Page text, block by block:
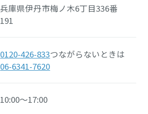
兵庫県伊丹市梅ノ木6丁目336番
191
0120-426-833つながらないときは
06-6341-7620
10:00～17:00